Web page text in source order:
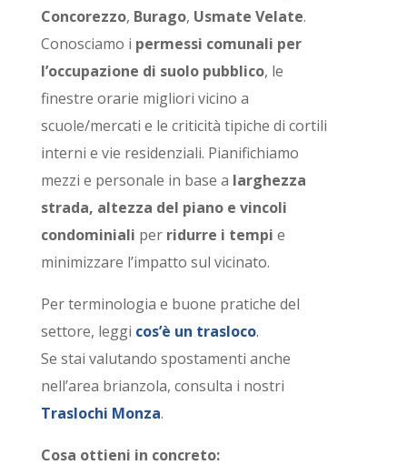
Concorezzo, Burago, Usmate Velate.
Conosciamo i permessi comunali per
l’occupazione di suolo pubblico, le
finestre orarie migliori vicino a
scuole/mercati e le criticità tipiche di cortili
interni e vie residenziali. Pianifichiamo
mezzi e personale in base a larghezza
strada, altezza del piano e vincoli
condominiali per ridurre i tempi e
minimizzare l’impatto sul vicinato.
Per terminologia e buone pratiche del
settore, leggi cos’è un trasloco.
Se stai valutando spostamenti anche
nell’area brianzola, consulta i nostri
Traslochi Monza.
Cosa ottieni in concreto: